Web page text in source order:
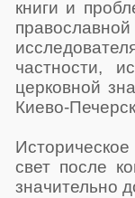
книги и
частности,
церковной
Киево-
свет после
значительно